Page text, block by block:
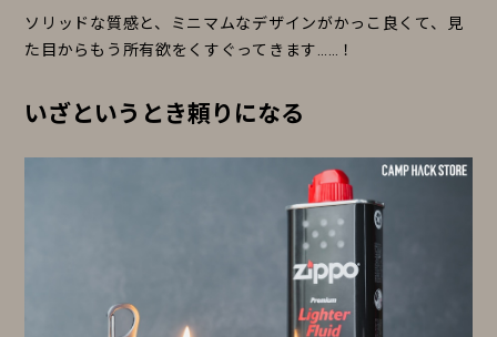
ソリッドな質感と、ミニマムなデザインがかっこ良くて、見
た目からもう所有欲をくすぐってきます……！
いざというとき頼りになる